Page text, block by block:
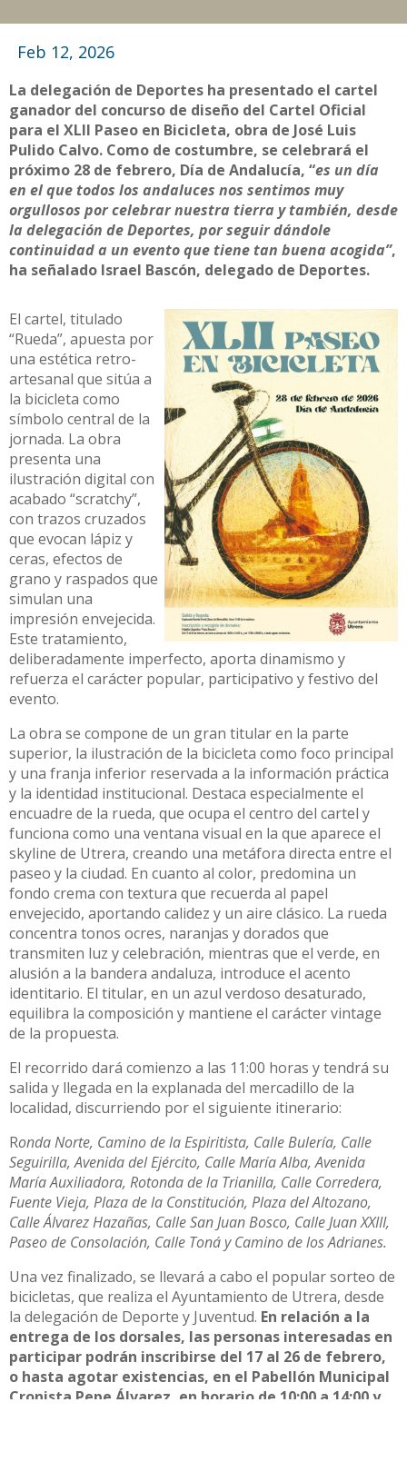
Feb 12, 2026
La delegación de Deportes ha presentado el cartel
ganador del concurso de diseño del Cartel Oficial
para el XLII Paseo en Bicicleta, obra de José Luis
Pulido Calvo. Como de costumbre, se celebrará el
próximo 28 de febrero, Día de Andalucía, “es un día
en el que todos los andaluces nos sentimos muy
orgullosos por celebrar nuestra tierra y también, desde
la delegación de Deportes, por seguir dándole
continuidad a un evento que tiene tan buena acogida”,
ha señalado Israel Bascón, delegado de Deportes.
El cartel, titulado
“Rueda”, apuesta por
una estética retro-
artesanal que sitúa a
la bicicleta como
símbolo central de la
jornada. La obra
presenta una
ilustración digital con
acabado “scratchy”,
con trazos cruzados
que evocan lápiz y
ceras, efectos de
grano y raspados que
simulan una
impresión envejecida.
Este tratamiento,
deliberadamente imperfecto, aporta dinamismo y
refuerza el carácter popular, participativo y festivo del
evento.
La obra se compone de un gran titular en la parte
superior, la ilustración de la bicicleta como foco principal
y una franja inferior reservada a la información práctica
y la identidad institucional. Destaca especialmente el
encuadre de la rueda, que ocupa el centro del cartel y
funciona como una ventana visual en la que aparece el
skyline de Utrera, creando una metáfora directa entre el
paseo y la ciudad. En cuanto al color, predomina un
fondo crema con textura que recuerda al papel
envejecido, aportando calidez y un aire clásico. La rueda
concentra tonos ocres, naranjas y dorados que
transmiten luz y celebración, mientras que el verde, en
alusión a la bandera andaluza, introduce el acento
identitario. El titular, en un azul verdoso desaturado,
equilibra la composición y mantiene el carácter vintage
de la propuesta.
El recorrido dará comienzo a las 11:00 horas y tendrá su
salida y llegada en la explanada del mercadillo de la
localidad, discurriendo por el siguiente itinerario:
Ronda Norte, Camino de la Espiritista, Calle Bulería, Calle
Seguirilla, Avenida del Ejército, Calle María Alba, Avenida
María Auxiliadora, Rotonda de la Trianilla, Calle Corredera,
Fuente Vieja, Plaza de la Constitución, Plaza del Altozano,
Calle Álvarez Hazañas, Calle San Juan Bosco, Calle Juan XXIII,
Paseo de Consolación, Calle Toná y Camino de los Adrianes.
Una vez finalizado, se llevará a cabo el popular sorteo de
bicicletas, que realiza el Ayuntamiento de Utrera, desde
la delegación de Deporte y Juventud. En relación a la
entrega de los dorsales, las personas interesadas en
participar podrán inscribirse del 17 al 26 de febrero,
o hasta agotar existencias, en el Pabellón Municipal
Cronista Pepe Álvarez, en horario de 10:00 a 14:00 y